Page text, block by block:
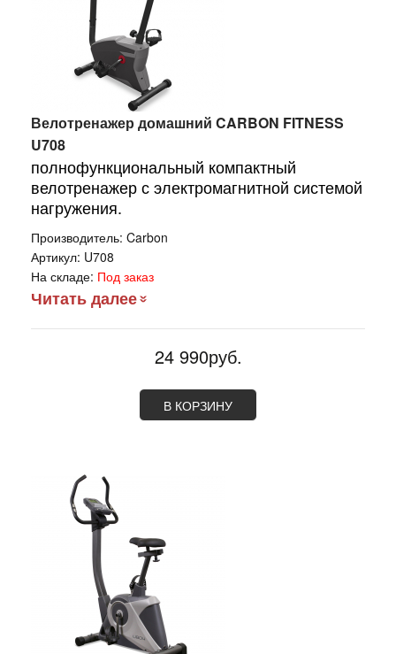
Велотренажер домашний CARBON FITNESS
U708
полнофункциональный компактный
велотренажер с электромагнитной системой
нагружения.
Производитель: Carbon
Артикул: U708
На складе: Под заказ
Читать далее
24 990руб.
В КОРЗИНУ